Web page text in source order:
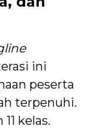
ini
peserta
terpenuhi.
kelas.